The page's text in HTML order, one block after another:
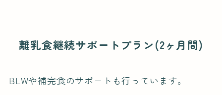
離乳食継続サポートプラン(2ヶ月間)
BLWや補完食のサポートも行っています。